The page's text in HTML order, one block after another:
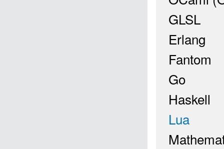
GLSL
Erlang
Fantom
Go
Haskell
Lua